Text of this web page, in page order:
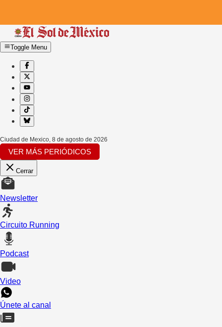
Toggle Menu
Ciudad de Mexico, 8 de agosto de 2026
VER MÁS PERIÓDICOS
Cerrar
Newsletter
Circuito Running
Podcast
Video
Únete al canal